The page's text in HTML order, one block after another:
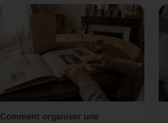
Comment organiser une